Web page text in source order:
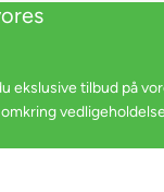
ekslusive tilbud på